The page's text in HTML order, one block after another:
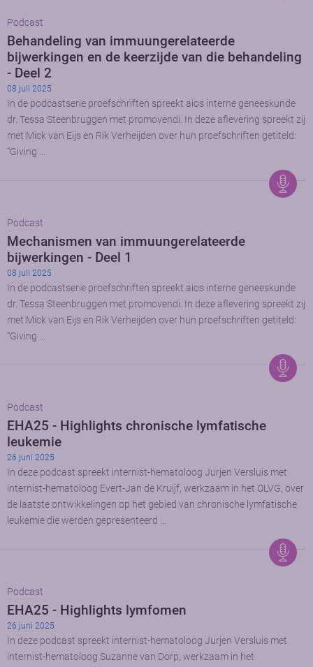
Podcast
Behandeling van immuungerelateerde
bijwerkingen en de keerzijde van die behandeling
- Deel 2
08 juli 2025
In de podcastserie proefschriften spreekt aios interne geneeskunde
dr. Tessa Steenbruggen met promovendi. In deze aflevering spreekt zij
met Mick van Eijs en Rik Verheijden over hun proefschriften getiteld:
“Giving …
Podcast
Mechanismen van immuungerelateerde
bijwerkingen - Deel 1
08 juli 2025
In de podcastserie proefschriften spreekt aios interne geneeskunde
dr. Tessa Steenbruggen met promovendi. In deze aflevering spreekt zij
met Mick van Eijs en Rik Verheijden over hun proefschriften getiteld:
“Giving …
Podcast
EHA25 - Highlights chronische lymfatische
leukemie
26 juni 2025
In deze podcast spreekt internist-hematoloog Jurjen Versluis met
internist-hematoloog Evert-Jan de Kruijf, werkzaam in het OLVG, over
de laatste ontwikkelingen op het gebied van chronische lymfatische
leukemie die werden gepresenteerd …
Podcast
EHA25 - Highlights lymfomen
26 juni 2025
In deze podcast spreekt internist-hematoloog Jurjen Versluis met
internist-hematoloog Suzanne van Dorp, werkzaam in het